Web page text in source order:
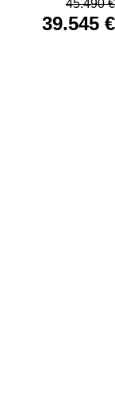
45.490€
39.545 €